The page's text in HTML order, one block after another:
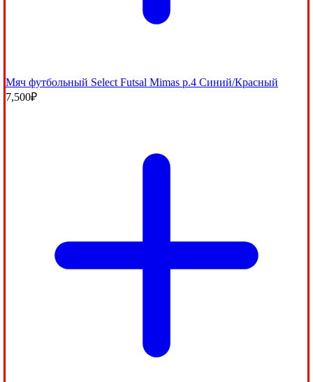
Мяч футбольный Select Futsal Mimas р.4 Синий/Красный
7,500₽